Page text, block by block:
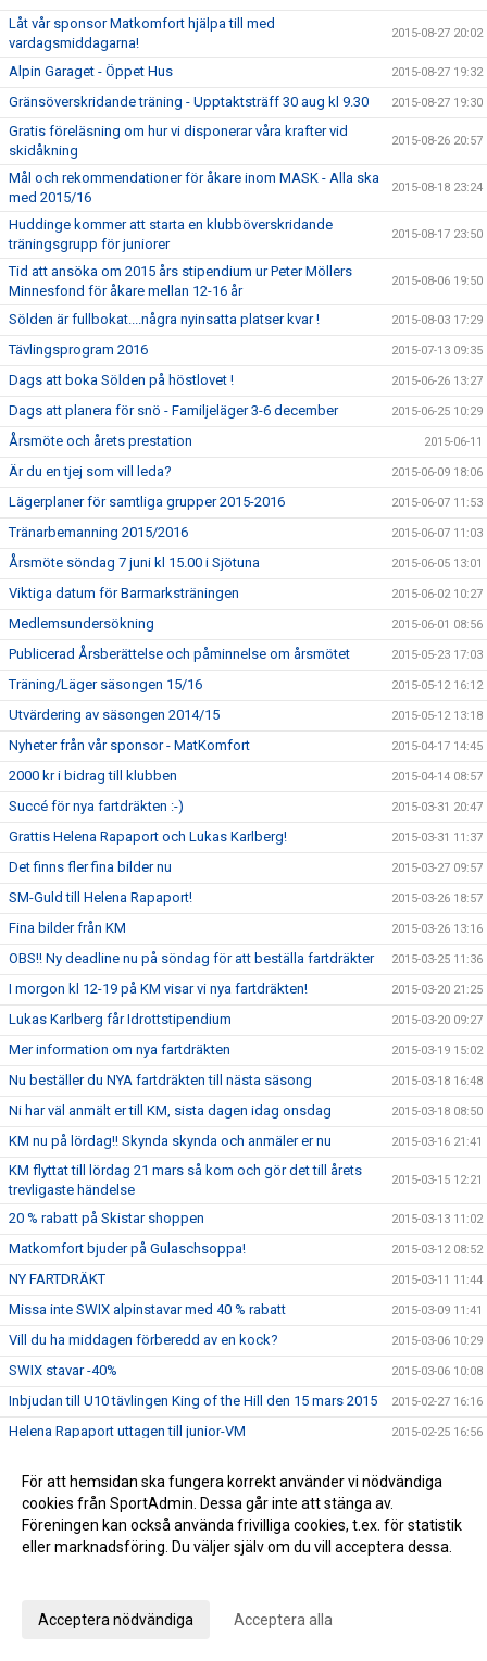
Låt vår sponsor Matkomfort hjälpa till med
vardagsmiddagarna!
2015-08-27 20:02
Alpin Garaget - Öppet Hus 2015-08-27 19:32
Gränsöverskridande träning - Upptaktsträff 30 aug kl 9.30 2015-08-27 19:30
Gratis föreläsning om hur vi disponerar våra krafter vid
skidåkning
2015-08-26 20:57
Mål och rekommendationer för åkare inom MASK - Alla ska
med 2015/16
2015-08-18 23:24
Huddinge kommer att starta en klubböverskridande
träningsgrupp för juniorer
2015-08-17 23:50
Tid att ansöka om 2015 års stipendium ur Peter Möllers
Minnesfond för åkare mellan 12-16 år
2015-08-06 19:50
Sölden är fullbokat....några nyinsatta platser kvar ! 2015-08-03 17:29
Tävlingsprogram 2016 2015-07-13 09:35
Dags att boka Sölden på höstlovet ! 2015-06-26 13:27
Dags att planera för snö - Familjeläger 3-6 december 2015-06-25 10:29
Årsmöte och årets prestation 2015-06-11
Är du en tjej som vill leda? 2015-06-09 18:06
Lägerplaner för samtliga grupper 2015-2016 2015-06-07 11:53
Tränarbemanning 2015/2016 2015-06-07 11:03
Årsmöte söndag 7 juni kl 15.00 i Sjötuna 2015-06-05 13:01
Viktiga datum för Barmarksträningen 2015-06-02 10:27
Medlemsundersökning 2015-06-01 08:56
Publicerad Årsberättelse och påminnelse om årsmötet 2015-05-23 17:03
Träning/Läger säsongen 15/16 2015-05-12 16:12
Utvärdering av säsongen 2014/15 2015-05-12 13:18
Nyheter från vår sponsor - MatKomfort 2015-04-17 14:45
2000 kr i bidrag till klubben 2015-04-14 08:57
Succé för nya fartdräkten :-) 2015-03-31 20:47
Grattis Helena Rapaport och Lukas Karlberg! 2015-03-31 11:37
Det finns fler fina bilder nu 2015-03-27 09:57
SM-Guld till Helena Rapaport! 2015-03-26 18:57
Fina bilder från KM 2015-03-26 13:16
OBS!! Ny deadline nu på söndag för att beställa fartdräkter 2015-03-25 11:36
I morgon kl 12-19 på KM visar vi nya fartdräkten! 2015-03-20 21:25
Lukas Karlberg får Idrottstipendium 2015-03-20 09:27
Mer information om nya fartdräkten 2015-03-19 15:02
Nu beställer du NYA fartdräkten till nästa säsong 2015-03-18 16:48
Ni har väl anmält er till KM, sista dagen idag onsdag 2015-03-18 08:50
KM nu på lördag!! Skynda skynda och anmäler er nu 2015-03-16 21:41
KM flyttat till lördag 21 mars så kom och gör det till årets
trevligaste händelse
2015-03-15 12:21
20 % rabatt på Skistar shoppen 2015-03-13 11:02
Matkomfort bjuder på Gulaschsoppa! 2015-03-12 08:52
NY FARTDRÄKT 2015-03-11 11:44
Missa inte SWIX alpinstavar med 40 % rabatt 2015-03-09 11:41
Vill du ha middagen förberedd av en kock? 2015-03-06 10:29
SWIX stavar -40% 2015-03-06 10:08
Inbjudan till U10 tävlingen King of the Hill den 15 mars 2015 2015-02-27 16:16
Helena Rapaport uttagen till junior-VM 2015-02-25 16:56
Vallaboxar från Swix 2015-02-19 22:10
Fler sponsorer ::))) 2015-02-19 22:02
Vi har en ny sponsor!! 2015-02-17 11:29
Lycka till på Universiaden, Helena!
För att hemsidan ska fungera korrekt använder vi nödvändiga
cookies från SportAdmin. Dessa går inte att stänga av.
Föreningen kan också använda frivilliga cookies, t.ex. för statistik
eller marknadsföring. Du väljer själv om du vill acceptera dessa.
Acceptera nödvändiga Acceptera alla